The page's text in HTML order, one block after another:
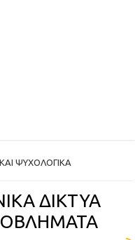
ΨΥΧΟΛΟΓΙΚΑ
ΔΙΚΤΥΑ